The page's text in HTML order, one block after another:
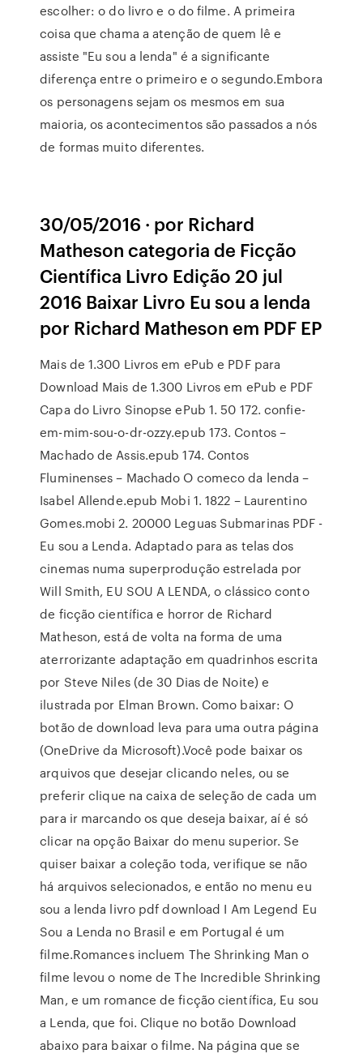
escolher: o do livro e o do filme. A primeira
coisa que chama a atenção de quem lê e
assiste "Eu sou a lenda" é a significante
diferença entre o primeiro e o segundo.Embora
os personagens sejam os mesmos em sua
maioria, os acontecimentos são passados a nós
de formas muito diferentes.
30/05/2016 · por Richard
Matheson categoria de Ficção
Científica Livro Edição 20 jul
2016 Baixar Livro Eu sou a lenda
por Richard Matheson em PDF EP
Mais de 1.300 Livros em ePub e PDF para
Download Mais de 1.300 Livros em ePub e PDF
Capa do Livro Sinopse ePub 1. 50 172. confie-
em-mim-sou-o-dr-ozzy.epub 173. Contos –
Machado de Assis.epub 174. Contos
Fluminenses – Machado O comeco da lenda –
Isabel Allende.epub Mobi 1. 1822 – Laurentino
Gomes.mobi 2. 20000 Leguas Submarinas PDF -
Eu sou a Lenda. Adaptado para as telas dos
cinemas numa superprodução estrelada por
Will Smith, EU SOU A LENDA, o clássico conto
de ficção científica e horror de Richard
Matheson, está de volta na forma de uma
aterrorizante adaptação em quadrinhos escrita
por Steve Niles (de 30 Dias de Noite) e
ilustrada por Elman Brown. Como baixar: O
botão de download leva para uma outra página
(OneDrive da Microsoft).Você pode baixar os
arquivos que desejar clicando neles, ou se
preferir clique na caixa de seleção de cada um
para ir marcando os que deseja baixar, aí é só
clicar na opção Baixar do menu superior. Se
quiser baixar a coleção toda, verifique se não
há arquivos selecionados, e então no menu eu
sou a lenda livro pdf download I Am Legend Eu
Sou a Lenda no Brasil e em Portugal é um
filme.Romances incluem The Shrinking Man o
filme levou o nome de The Incredible Shrinking
Man, e um romance de ficção científica, Eu sou
a Lenda, que foi. Clique no botão Download
abaixo para baixar o filme. Na página que se